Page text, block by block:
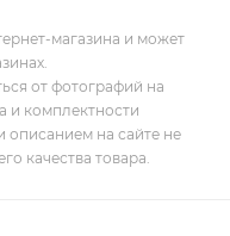
магазина и может
от фотографий на
и комплектности
описанием на сайте не
качества товара.